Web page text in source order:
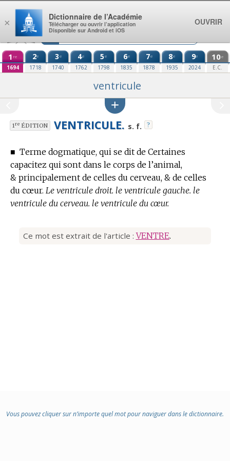
Aller au contenu
1 re
1694
2e
1718
3e
1740
4e
1762
5e
1798
6e
1835
7e
1878
8e
1935
9e
2024
10e
E.C.
ventricule
1reÉDITION VENTRICULE. s. f. ?
■ Terme dogmatique, qui se dit de Certaines
capacitez qui sont dans le corps de l’animal,
& principalement de celles du cerveau, & de celles
du cœur. Le ventricule droit. le ventricule gauche. le
ventricule du cerveau. le ventricule du cœur.
Ce mot est extrait de l'article :VENTRE.
Vous pouvez cliquer sur n’importe quel mot pour naviguer dans le dictionnaire.
×
Dictionnaire de l’Académie
Télécharger ou ouvrir l’application
Disponible sur Android et iOS
OUVRIR